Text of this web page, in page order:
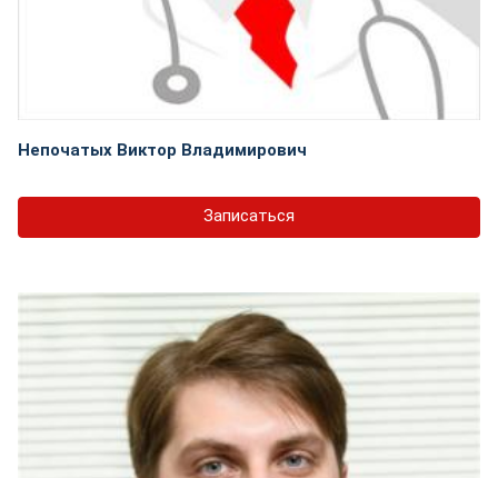
Непочатых Виктор Владимирович
Записаться